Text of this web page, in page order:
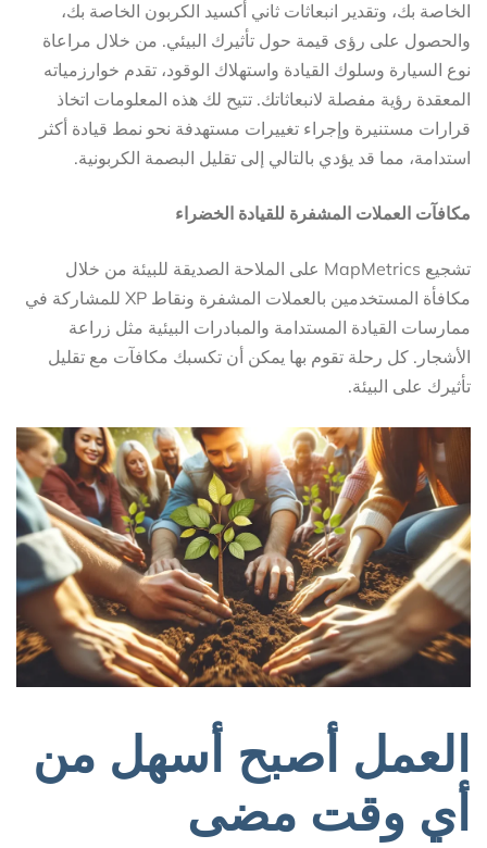
الخاصة بك، وتقدير انبعاثات ثاني أكسيد الكربون الخاصة بك،
والحصول على رؤى قيمة حول تأثيرك البيئي. من خلال مراعاة
نوع السيارة وسلوك القيادة واستهلاك الوقود، تقدم خوارزمياته
المعقدة رؤية مفصلة لانبعاثاتك. تتيح لك هذه المعلومات اتخاذ
قرارات مستنيرة وإجراء تغييرات مستهدفة نحو نمط قيادة أكثر
استدامة، مما قد يؤدي بالتالي إلى تقليل البصمة الكربونية.
مكافآت العملات المشفرة للقيادة الخضراء
تشجيع MapMetrics على الملاحة الصديقة للبيئة من خلال
مكافأة المستخدمين بالعملات المشفرة ونقاط XP للمشاركة في
ممارسات القيادة المستدامة والمبادرات البيئية مثل زراعة
الأشجار. كل رحلة تقوم بها يمكن أن تكسبك مكافآت مع تقليل
تأثيرك على البيئة.
العمل أصبح أسهل من
أي وقت مضى